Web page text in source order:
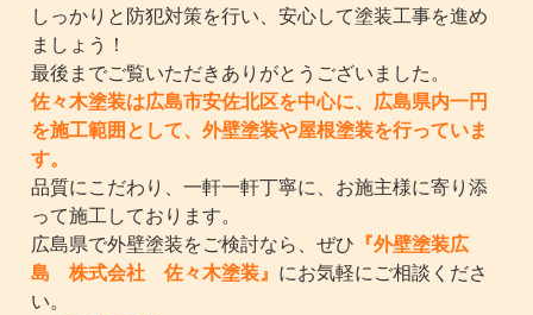
しっかりと防犯対策を行い、安心して塗装工事を進め
ましょう！
最後までご覧いただきありがとうございました。
佐々木塗装は広島市安佐北区を中心に、広島県内一円
を施工範囲として、外壁塗装や屋根塗装を行っていま
す。
品質にこだわり、一軒一軒丁寧に、お施主様に寄り添
って施工しております。
広島県で外壁塗装をご検討なら、ぜひ 『外壁塗装広
島 株式会社 佐々木塗装』 にお気軽にご相談くださ
い。